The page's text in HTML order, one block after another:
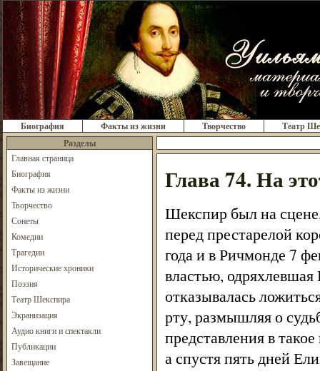
Биография Факты из жизни Творчество
Театр
Разделы
Главная страница
Биография
Факты из жизни
Творчество
Сонеты
Комедии
Трагедии
Исторические хроники
Поэзия
Театр Шекспира
Экранизация
Аудио книги и спектакли
Публикации
Завещание
Глава 74. На
Шекспир был на
перед престарелой
года и в Ричмонде 7
властью, одряхлевшая
отказывалась
рту, размышляя о
представления в
а спустя пять дней